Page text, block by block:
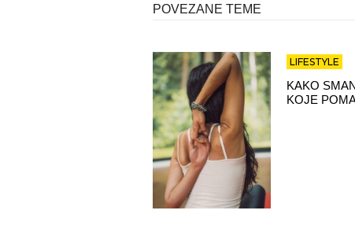
POVEZANE TEME
LIFESTYLE
KAKO
KOJE